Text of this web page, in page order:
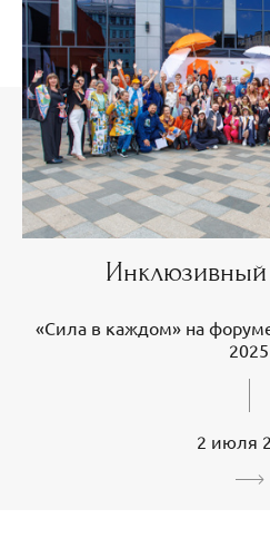
«Сила в каждом» на
2025
2 июля